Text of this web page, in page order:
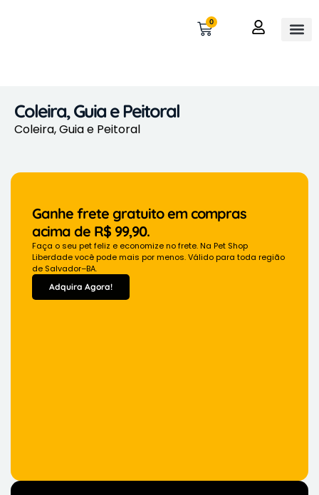
0
Coleira, Guia e Peitoral
Coleira, Guia e Peitoral
Ganhe frete gratuito em compras
acima de R$ 99,90.
Faça o seu pet feliz e economize no frete. Na Pet Shop
Liberdade você pode mais por menos. Válido para toda região
de Salvador–BA.
Adquira Agora!